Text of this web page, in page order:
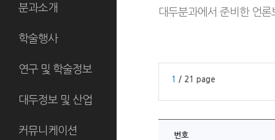
분과소개
학술행사
연구 및 학술정보
대두정보 및 산업
커뮤니케이션
대두분과에서 준비한 언
1 / 21 page
번호